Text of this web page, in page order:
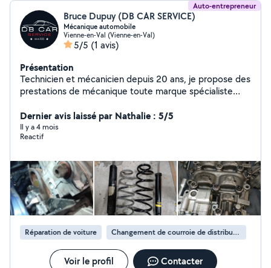
Auto-entrepreneur
Bruce Dupuy (DB CAR SERVICE)
Mécanique automobile
Vienne-en-Val (Vienne-en-Val)
5/5 (1 avis)
Présentation
Technicien et mécanicien depuis 20 ans, je propose des
prestations de mécanique toute marque spécialiste
rendez-vous uniquement.
Dernier avis laissé par Nathalie : 5/5
Il y a 4 mois
Reactif
Réparation de voiture Changement de courroie de distribution
Voir le profil Contacter